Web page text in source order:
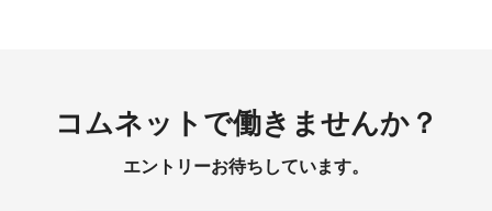
コムネットで働きませんか？
エントリーお待ちしています。